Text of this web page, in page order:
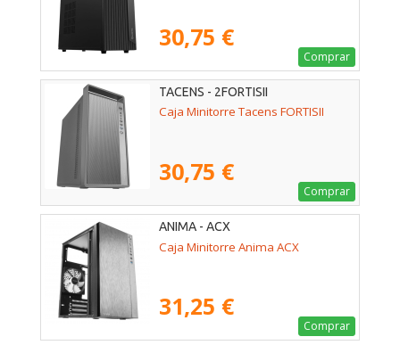
30,75 €
Comprar
TACENS - 2FORTISII
Caja Minitorre Tacens FORTISII
30,75 €
Comprar
ANIMA - ACX
Caja Minitorre Anima ACX
31,25 €
Comprar